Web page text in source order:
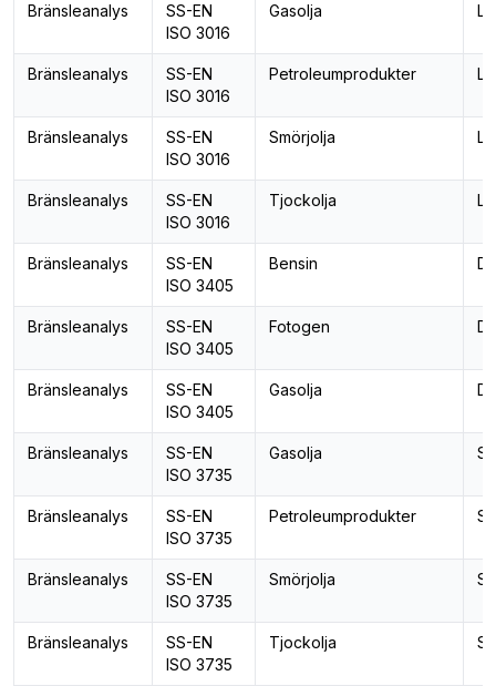
Bränsleanalys
SS-EN
ISO 3016
Gasolja
Bränsleanalys
SS-EN
ISO 3016
Petroleumprodukter
Bränsleanalys
SS-EN
ISO 3016
Smörjolja
Bränsleanalys
SS-EN
ISO 3016
Tjockolja
Bränsleanalys
SS-EN
ISO 3405
Bensin
Bränsleanalys
SS-EN
ISO 3405
Fotogen
Bränsleanalys
SS-EN
ISO 3405
Gasolja
Bränsleanalys
SS-EN
ISO 3735
Gasolja
Bränsleanalys
SS-EN
ISO 3735
Petroleumprodukter
Bränsleanalys
SS-EN
ISO 3735
Smörjolja
Bränsleanalys
SS-EN
ISO 3735
Tjockolja